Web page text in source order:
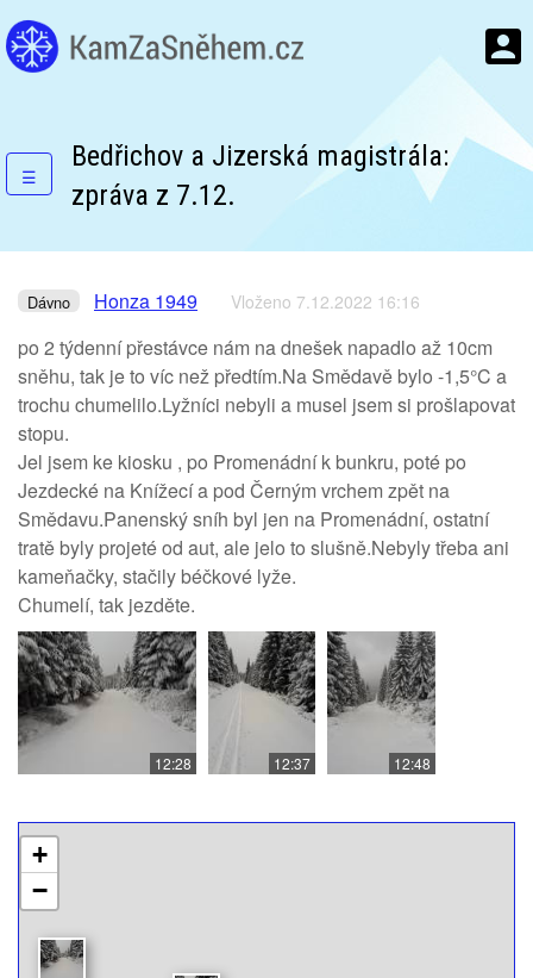
☰
Bedřichov a Jizerská magistrála:
zpráva z 7.12.
Dávno Honza 1949 Vloženo 7.12.2022 16:16
po 2 týdenní přestávce nám na dnešek napadlo až 10cm
sněhu, tak je to víc než předtím.Na Smědavě bylo -1,5°C a
trochu chumelilo.Lyžníci nebyli a musel jsem si prošlapovat
stopu.
Jel jsem ke kiosku , po Promenádní k bunkru, poté po
Jezdecké na Knížecí a pod Černým vrchem zpět na
Smědavu.Panenský sníh byl jen na Promenádní, ostatní
tratě byly projeté od aut, ale jelo to slušně.Nebyly třeba ani
kameňačky, stačily béčkové lyže.
Chumelí, tak jezděte.
12:28 12:37 12:48
+
−